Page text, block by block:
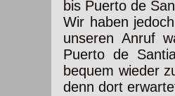
bis Puerto de
Wir haben
unseren Anruf
Puerto de
bequem wieder
denn dort